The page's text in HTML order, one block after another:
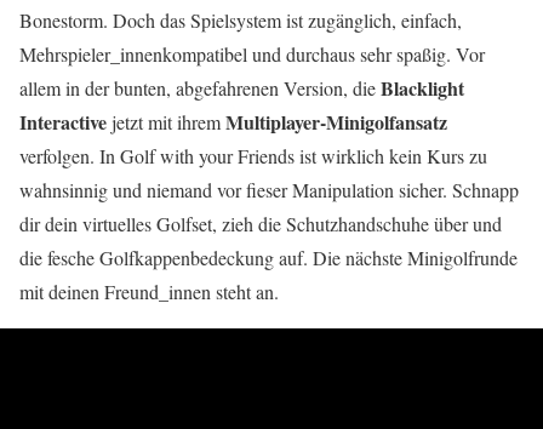
Bonestorm. Doch das Spielsystem ist zugänglich, einfach,
Mehrspieler_innenkompatibel und durchaus sehr spaßig. Vor
allem in der bunten, abgefahrenen Version, dieBlacklight
Interactivejetzt mit ihremMultiplayer-Minigolfansatz
verfolgen. In Golf with your Friends ist wirklich kein Kurs zu
wahnsinnig und niemand vor fieser Manipulation sicher. Schnapp
dir dein virtuelles Golfset, zieh die Schutzhandschuhe über und
die fesche Golfkappenbedeckung auf. Die nächste Minigolfrunde
mit deinen Freund_innen steht an.